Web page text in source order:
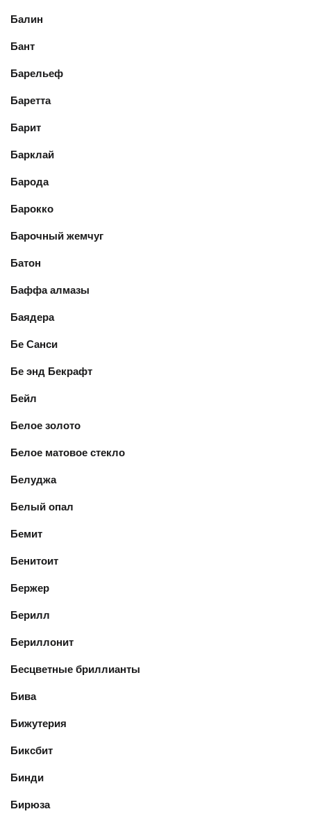
Балин
Бант
Барельеф
Баретта
Барит
Барклай
Барода
Барокко
Барочный жемчуг
Батон
Баффа алмазы
Баядера
Бе Санси
Бе энд Бекрафт
Бейл
Белое золото
Белое матовое стекло
Белуджа
Белый опал
Бемит
Бенитоит
Бержер
Берилл
Бериллонит
Бесцветные бриллианты
Бива
Бижутерия
Биксбит
Бинди
Бирюза